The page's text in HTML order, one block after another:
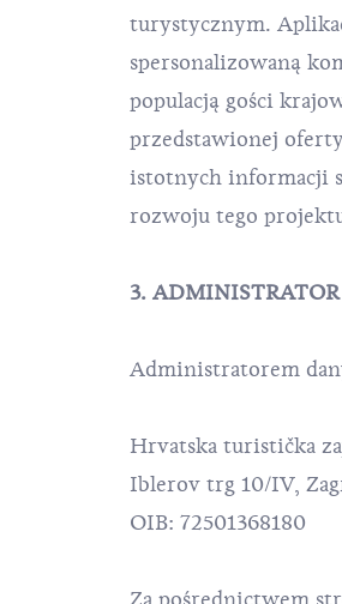
turystycznym.
spersonalizowaną
populacją gości
przedstawionej
istotnych informacji
rozwoju tego
3.
Administratorem
Hrvatska turistička
Iblerov trg 10/IV,
OIB: 72501368180